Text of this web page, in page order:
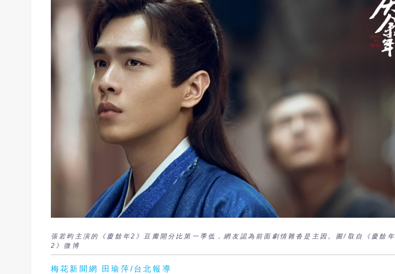
張若昀主演的《慶餘年2》豆瓣開分比第一季低，網友認為前面劇情雜沓是主因。圖/取自《慶餘年
2》微博
梅花新聞網 田瑜萍/台北報導